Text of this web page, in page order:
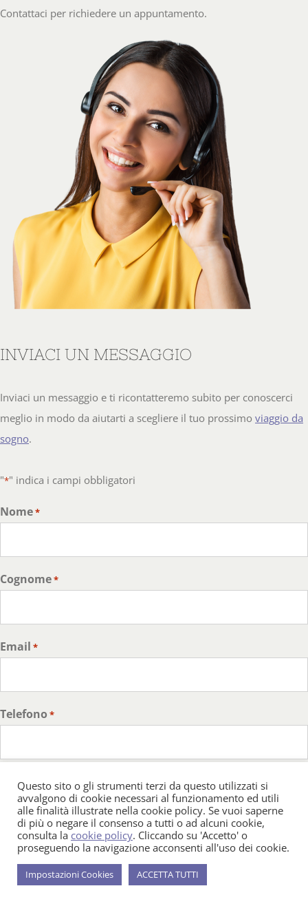
Contattaci per richiedere un appuntamento.
INVIACI UN MESSAGGIO
Inviaci un messaggio e ti ricontatteremo subito per conoscerci
meglio in modo da aiutarti a scegliere il tuo prossimo viaggio da
sogno.
"*" indica i campi obbligatori
Nome*
Cognome*
Email *
Telefono *
Messaggio *
Questo sito o gli strumenti terzi da questo utilizzati si
avvalgono di cookie necessari al funzionamento ed utili
alle finalità illustrate nella cookie policy. Se vuoi saperne
di più o negare il consenso a tutti o ad alcuni cookie,
consulta la cookie policy. Cliccando su 'Accetto' o
proseguendo la navigazione acconsenti all'uso dei cookie.
Impostazioni Cookies ACCETTA TUTTI